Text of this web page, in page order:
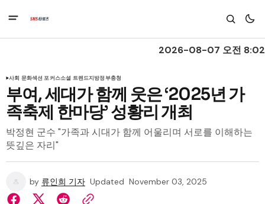
2026-08-07 오전 8:02
사회 문화섹션 포커스소셜 트렌드지방정부충청
부여, 세대가 함께 웃은 ‘2025년 가
족축제 한마당’ 성황리 개최
박정현 군수 "가족과 시대가 함께 어울리며 서로를 이해하는
뜻깊은 자리"
by 류인희 기자 Updated November 03, 2025